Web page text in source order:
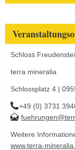
Schloss
terra mineralia
Schlossplatz 4 |
+49 (0) 3731
Weitere
www.terra-